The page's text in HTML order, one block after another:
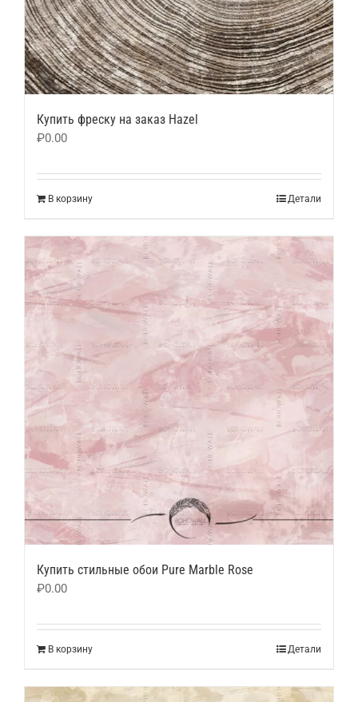
Купить фреску на заказ Hazel
₽0.00
В корзину Детали
Купить стильные обои Pure Marble Rose
₽0.00
В корзину Детали